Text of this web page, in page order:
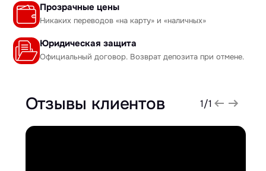
Прозрачные цены
Никаких переводов «на карту» и «наличных»
Юридическая защита
Официальный договор. Возврат депозита при отмене.
Отзывы клиентов 1/1